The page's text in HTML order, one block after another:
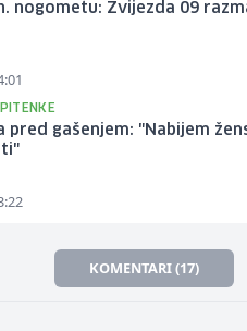
nogometu: Zvijezda 09
pred gašenjem: "Nabijem
KOMENTARI (17)